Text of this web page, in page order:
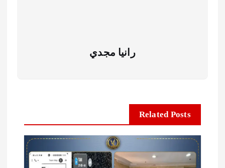
رانيا مجدي
Related Posts